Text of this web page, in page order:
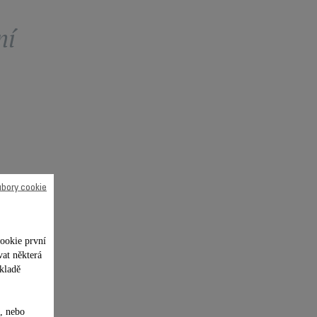
první
některá
nebo
cookie